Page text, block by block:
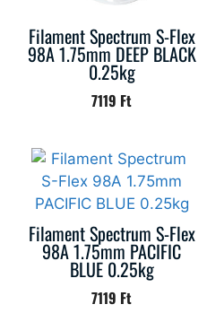
Filament Spectrum S-Flex
98A 1.75mm DEEP BLACK
0.25kg
7119 Ft
Filament Spectrum S-Flex
98A 1.75mm PACIFIC
BLUE 0.25kg
7119 Ft